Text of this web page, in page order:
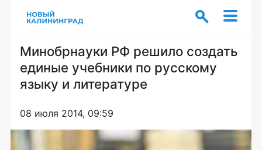
Минобрнауки РФ решило создать
единые учебники по русскому
языку и литературе
08 июля 2014, 09:59